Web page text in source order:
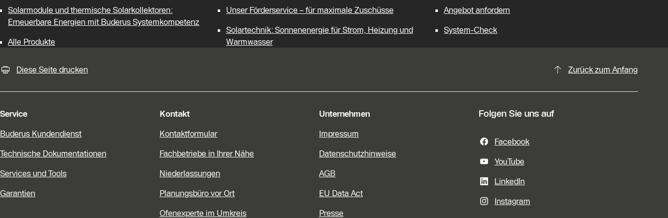
Solarmodule und thermische Solarkollektoren:
Erneuerbare Energien mit Buderus Systemkompetenz
Alle Produkte
Unser Förderservice – für maximale Zuschüsse
Solartechnik: Sonnenenergie für Strom, Heizung und
Warmwasser
Angebot anfordern
System-Check
Diese Seite drucken Zurück zum Anfang
Service
Buderus Kundendienst
Technische Dokumentationen
Services und Tools
Garantien
Kontakt
Kontaktformular
Fachbetriebe in Ihrer Nähe
Niederlassungen
Planungsbüro vor Ort
Ofenexperte im Umkreis
Unternehmen
Impressum
Datenschutzhinweise
AGB
EU Data Act
Presse
Folgen Sie uns auf
Facebook
YouTube
LinkedIn
Instagram